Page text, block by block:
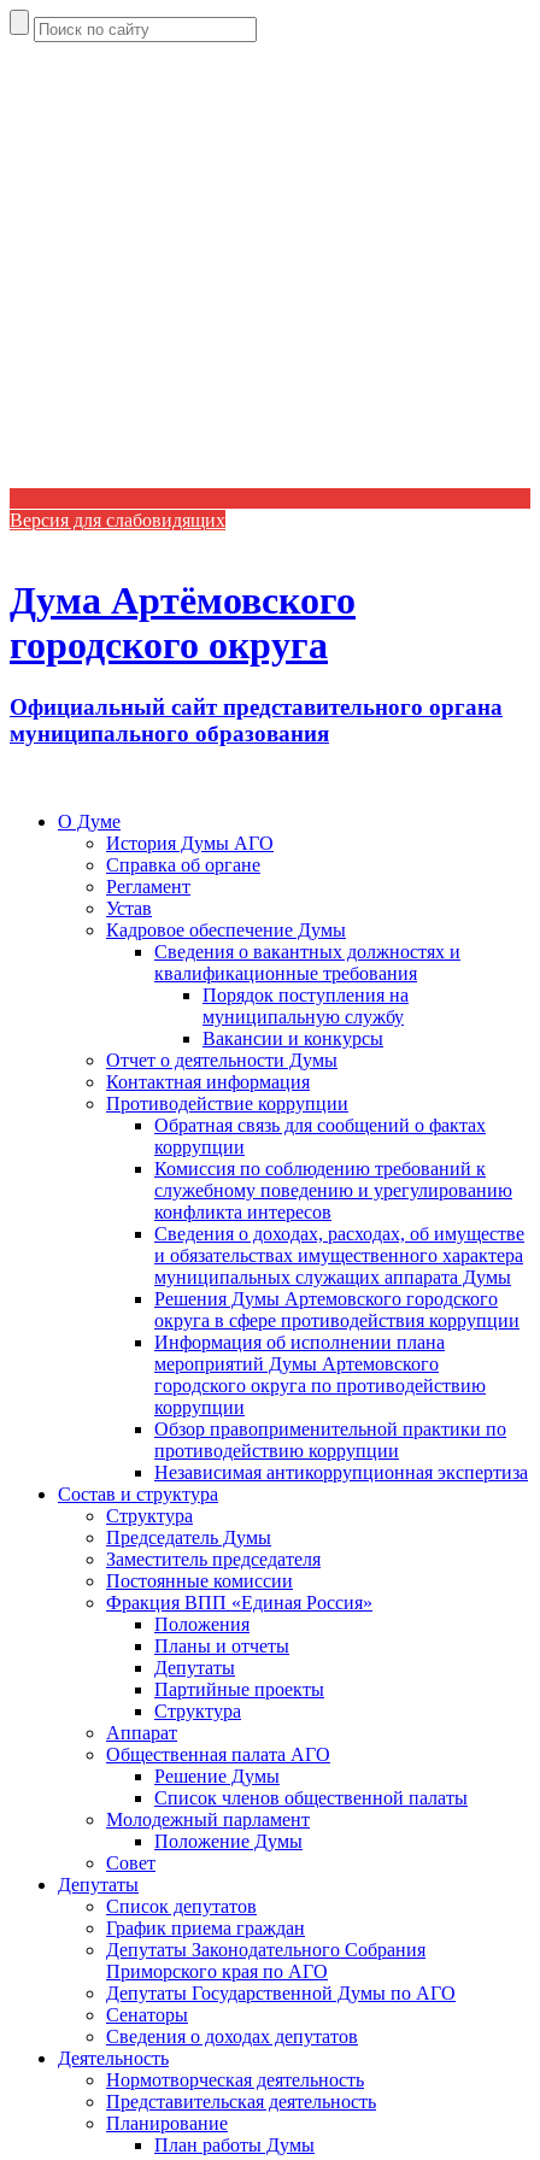
Версия для слабовидящих
Дума Артёмовского
городского округа
Официальный сайт представительного органа
муниципального образования
О Думе
История Думы АГО
Справка об органе
Регламент
Устав
Кадровое обеспечение Думы
Сведения о вакантных должностях и
квалификационные требования
Порядок поступления на
муниципальную службу
Вакансии и конкурсы
Отчет о деятельности Думы
Контактная информация
Противодействие коррупции
Обратная связь для сообщений о фактах
коррупции
Комиссия по соблюдению требований к
служебному поведению и урегулированию
конфликта интересов
Сведения о доходах, расходах, об имуществе
и обязательствах имущественного характера
муниципальных служащих аппарата Думы
Решения Думы Артемовского городского
округа в сфере противодействия коррупции
Информация об исполнении плана
мероприятий Думы Артемовского
городского округа по противодействию
коррупции
Обзор правоприменительной практики по
противодействию коррупции
Независимая антикоррупционная экспертиза
Состав и структура
Структура
Председатель Думы
Заместитель председателя
Постоянные комиссии
Фракция ВПП «Единая Россия»
Положения
Планы и отчеты
Депутаты
Партийные проекты
Структура
Аппарат
Общественная палата АГО
Решение Думы
Список членов общественной палаты
Молодежный парламент
Положение Думы
Совет
Депутаты
Список депутатов
График приема граждан
Депутаты Законодательного Собрания
Приморского края по АГО
Депутаты Государственной Думы по АГО
Сенаторы
Сведения о доходах депутатов
Деятельность
Нормотворческая деятельность
Представительская деятельность
Планирование
План работы Думы